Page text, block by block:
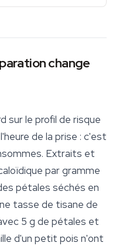
change
sur le profil de risque
de la prise : c'est
Extraits et
par gramme
pétales séchés en
tasse de tisane de
5 g de pétales et
d'un petit pois n'ont